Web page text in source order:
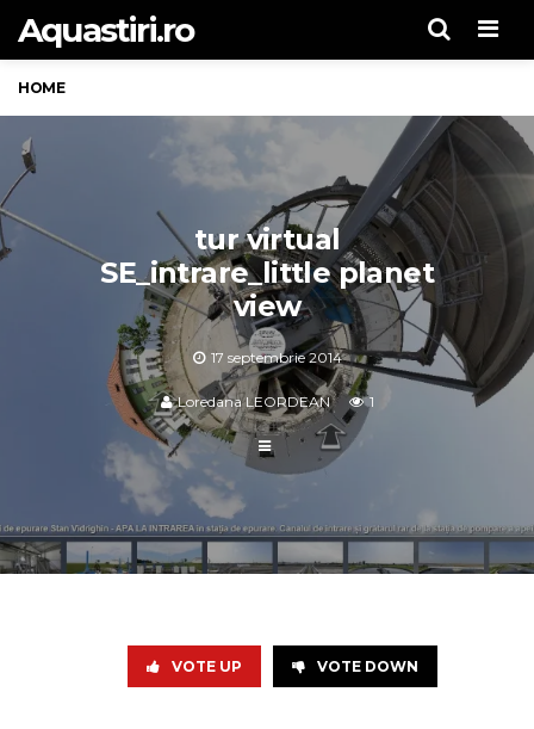
Aquastiri.ro
HOME
tur virtual
SE_intrare_little planet
view
17 septembrie 2014
Loredana LEORDEAN 1
VOTE UP VOTE DOWN